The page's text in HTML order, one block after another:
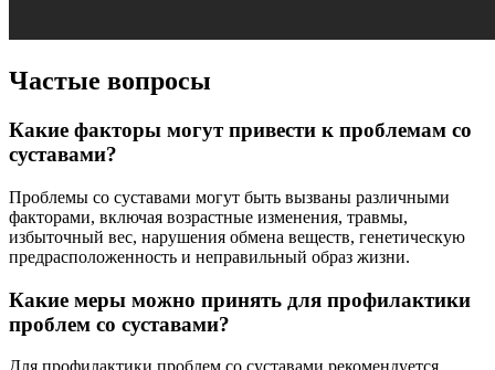
Частые вопросы
Какие факторы могут привести к проблемам со
суставами?
Проблемы со суставами могут быть вызваны различными
факторами, включая возрастные изменения, травмы,
избыточный вес, нарушения обмена веществ, генетическую
предрасположенность и неправильный образ жизни.
Какие меры можно принять для профилактики
проблем со суставами?